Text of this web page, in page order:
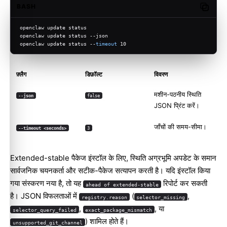
openclaw update status
openclaw update status --json
openclaw update status --timeout 10
फ़्लैग डिफ़ॉल्ट विवरण
--json false
मशीन-पठनीय स्थिति
JSON प्रिंट करें।
--timeout <seconds> 3 जाँचों की समय-सीमा।
Extended-stable पैकेज इंस्टॉल के लिए, स्थिति अग्रभूमि अपडेट के समान
सार्वजनिक चयनकर्ता और सटीक-पैकेज सत्यापन करती है। यदि इंस्टॉल किया
गया संस्करण नया है, तो यह
ahead of extended-stable रिपोर्ट कर सकती
है। JSON विफलताओं में
registry.reason ( selector_missing ,
selector_query_failed , exact_package_mismatch , या
unsupported_git_channel ) शामिल होते हैं।